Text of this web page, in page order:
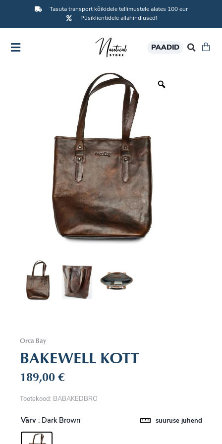
Tasuta transport kõikidele tellimustele alates 100 eur
Püsiklientidele allahindlused!
PAADID
Orca Bay
BAKEWELL KOTT
189,00€
Tootekood: BABAKEDBRO
Värv : Dark Brown suuruse juhend